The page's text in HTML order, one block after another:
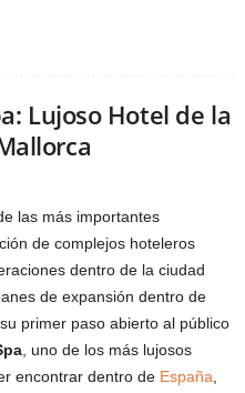
Lujoso Hotel de la
las más importantes
de complejos hoteleros
dentro de la ciudad
de expansión dentro de
primer paso abierto al público
, uno de los más lujosos
encontrar dentro de España,